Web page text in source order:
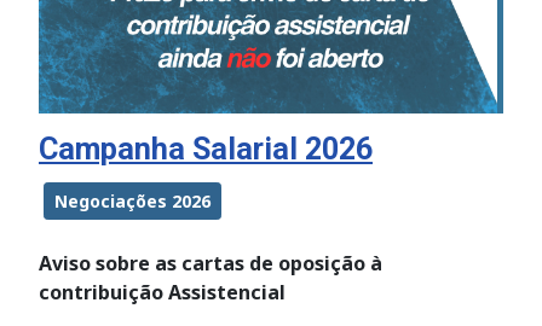
Campanha Salarial 2026
Negociações 2026
Aviso sobre as cartas de oposição à
contribuição Assistencial